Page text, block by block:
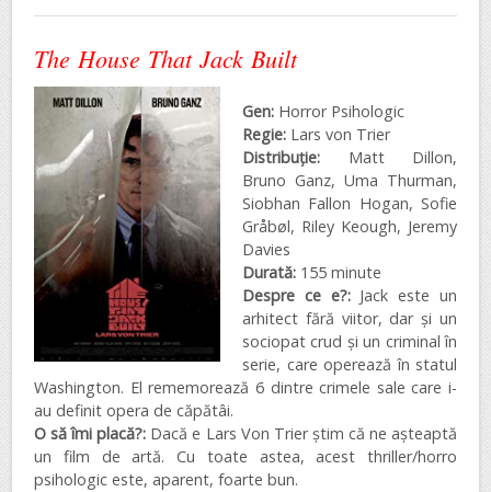
The House That Jack Built
Gen: Horror Psihologic
Regie: Lars von Trier
Distribuţie: Matt Dillon,
Bruno Ganz, Uma Thurman,
Siobhan Fallon Hogan, Sofie
Gråbøl, Riley Keough, Jeremy
Davies
Durată: 155 minute
Despre ce e?:Jack este un
arhitect fără viitor, dar și un
sociopat crud și un criminal în
serie, care operează în statul
Washington. El rememorează 6 dintre crimele sale care i-
au definit opera de căpătâi.
O să îmi placă?: Dacă e Lars Von Trier știm că ne așteaptă
un film de artă. Cu toate astea, acest thriller/horro
psihologic este, aparent, foarte bun.